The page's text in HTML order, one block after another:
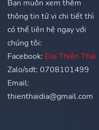
Bạn muốn xem thêm
thông tin tử vi chi tiết thì
có thể liên hệ ngay với
chúng tôi:
Facebook: Địa Thiên Thái
Zalo/sdt: 0708101499
Email:
thienthaidia@gmail.com